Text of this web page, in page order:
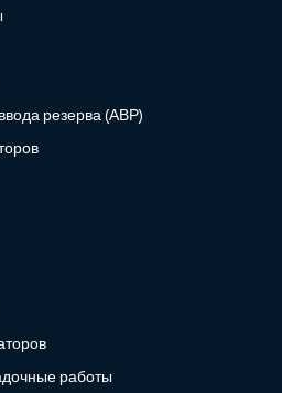
резерва (АВР)
работы